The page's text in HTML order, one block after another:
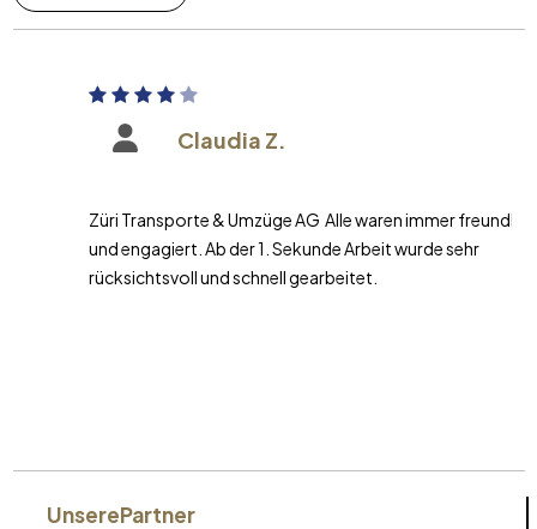
Claudia Z.
Züri Transporte & Umzüge AG Alle waren immer freundlich
und engagiert. Ab der 1. Sekunde Arbeit wurde sehr
rücksichtsvoll und schnell gearbeitet.
UnserePartner